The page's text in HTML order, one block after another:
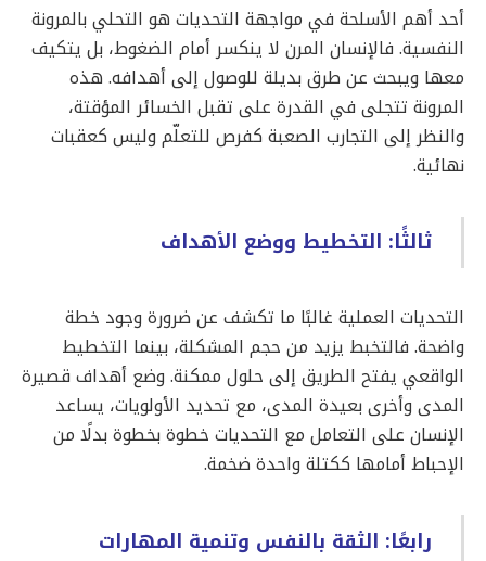
أحد أهم الأسلحة في مواجهة التحديات هو التحلي بالمرونة
النفسية. فالإنسان المرن لا ينكسر أمام الضغوط، بل يتكيف
معها ويبحث عن طرق بديلة للوصول إلى أهدافه. هذه
المرونة تتجلى في القدرة على تقبل الخسائر المؤقتة،
والنظر إلى التجارب الصعبة كفرص للتعلّم وليس كعقبات
نهائية.
ثالثًا: التخطيط ووضع الأهداف
التحديات العملية غالبًا ما تكشف عن ضرورة وجود خطة
واضحة. فالتخبط يزيد من حجم المشكلة، بينما التخطيط
الواقعي يفتح الطريق إلى حلول ممكنة. وضع أهداف قصيرة
المدى وأخرى بعيدة المدى، مع تحديد الأولويات، يساعد
الإنسان على التعامل مع التحديات خطوة بخطوة بدلًا من
الإحباط أمامها ككتلة واحدة ضخمة.
رابعًا: الثقة بالنفس وتنمية المهارات